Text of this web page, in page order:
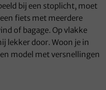
bij een stoplicht, moet
fiets met meerdere
of bagage. Op vlakke
lekker door. Woon je in
model met versnellingen